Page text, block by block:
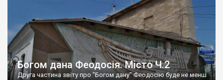
Богом дана Феодосія. Місто Ч.2
Друга частина звіту про "Богом дану" Феодосію буде не менш